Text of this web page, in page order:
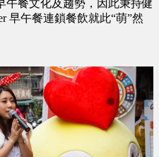
午餐文化及趨勢，因此秉持健
早午餐連鎖餐飲就此“萌”然